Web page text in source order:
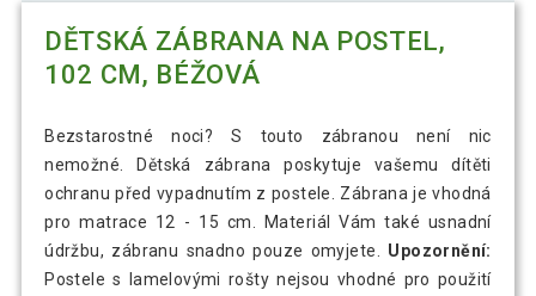
DĚTSKÁ ZÁBRANA NA POSTEL,
102 CM, BÉŽOVÁ
Bezstarostné noci? S touto zábranou není nic
nemožné. Dětská zábrana poskytuje vašemu dítěti
ochranu před vypadnutím z postele. Zábrana je vhodná
pro matrace 12 - 15 cm. Materiál Vám také usnadní
údržbu, zábranu snadno pouze omyjete. Upozornění:
Postele s lamelovými rošty nejsou vhodné pro použití